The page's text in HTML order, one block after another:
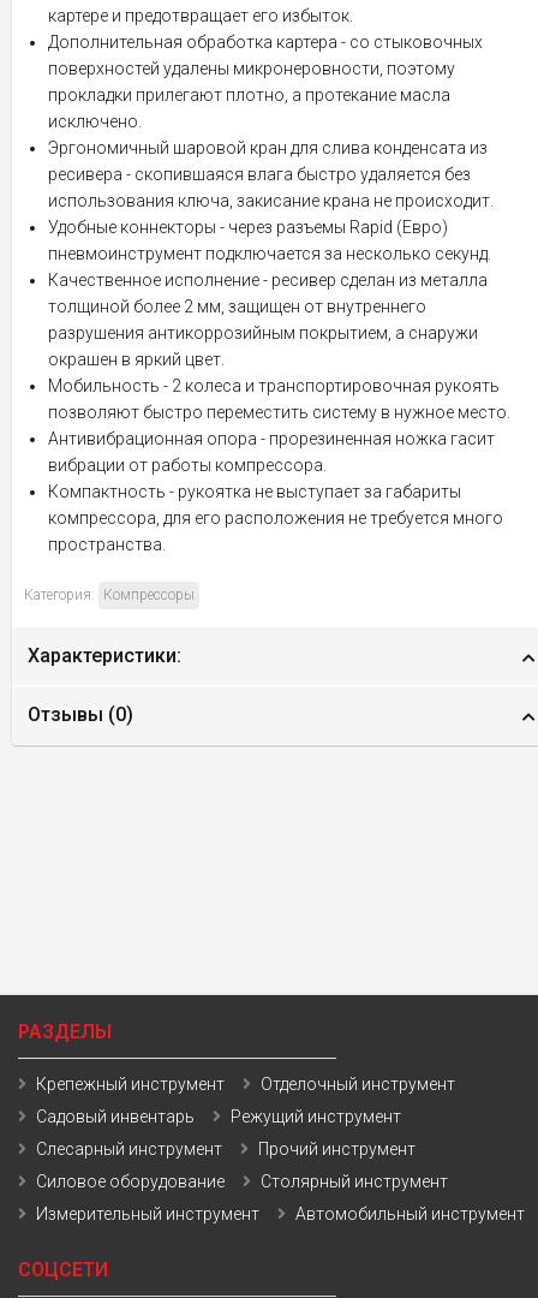
картере и предотвращает его избыток.
Дополнительная обработка картера - со стыковочных
поверхностей удалены микронеровности, поэтому
прокладки прилегают плотно, а протекание масла
исключено.
Эргономичный шаровой кран для слива конденсата из
ресивера - скопившаяся влага быстро удаляется без
использования ключа, закисание крана не происходит.
Удобные коннекторы - через разъемы Rapid (Евро)
пневмоинструмент подключается за несколько секунд.
Качественное исполнение - ресивер сделан из металла
толщиной более 2 мм, защищен от внутреннего
разрушения антикоррозийным покрытием, а снаружи
окрашен в яркий цвет.
Мобильность - 2 колеса и транспортировочная рукоять
позволяют быстро переместить систему в нужное место.
Антивибрационная опора - прорезиненная ножка гасит
вибрации от работы компрессора.
Компактность - рукоятка не выступает за габариты
компрессора, для его расположения не требуется много
пространства.
Категория: Компрессоры
Характеристики:
Отзывы (0)
РАЗДЕЛЫ
Крепежный инструмент
Отделочный инструмент
Садовый инвентарь
Режущий инструмент
Слесарный инструмент
Прочий инструмент
Силовое оборудование
Столярный инструмент
Измерительный инструмент
Автомобильный инструмент
СОЦСЕТИ